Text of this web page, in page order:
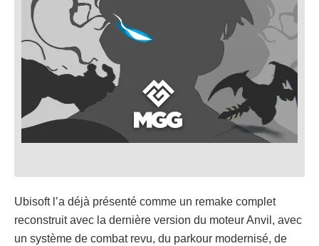
Ubisoft l’a déjà présenté comme un remake complet
reconstruit avec la dernière version du moteur Anvil, avec
un système de combat revu, du parkour modernisé, de